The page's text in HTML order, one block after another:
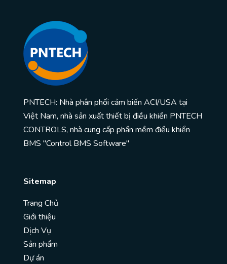
PNTECH: Nhà phân phối cảm biến ACI/USA tại
Việt Nam, nhà sản xuất thiết bị điều khiển PNTECH
CONTROLS, nhà cung cấp phần mềm điều khiển
BMS "Control BMS Software"
Sitemap
Trang Chủ
Giới thiệu
Dịch Vụ
Sản phẩm
Dự án